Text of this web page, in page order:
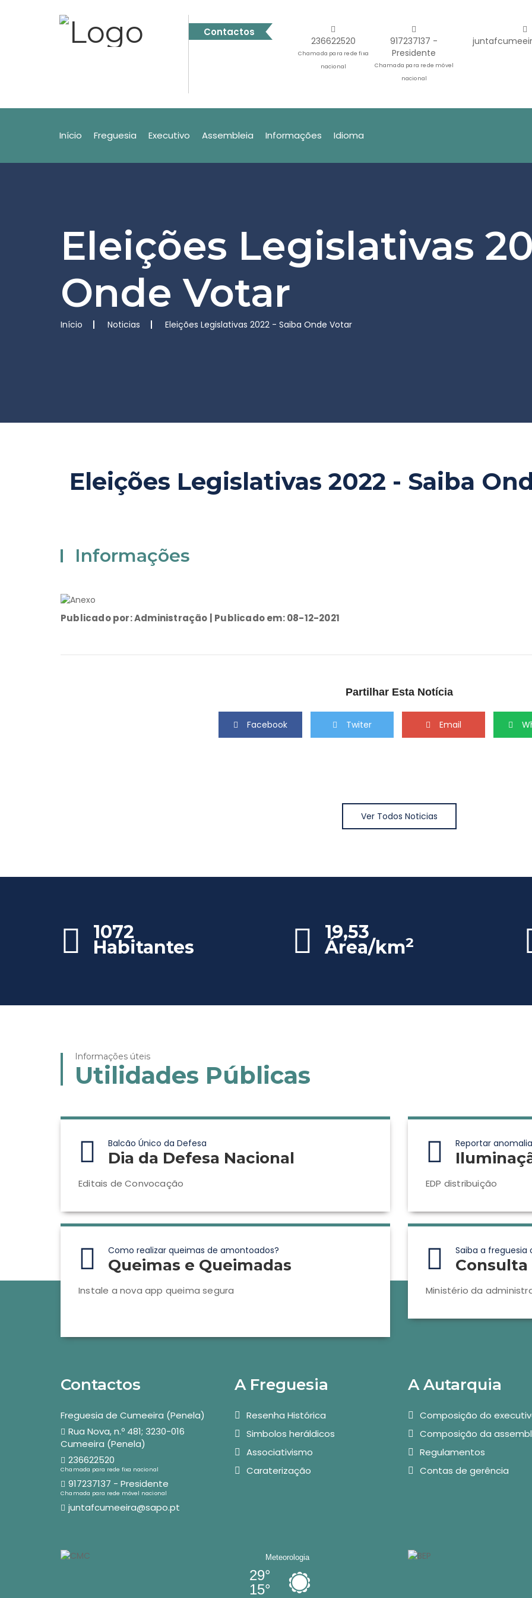
Contactos
236622520
Chamada para rede fixa
nacional
917237137 -
Presidente
Chamada para rede móvel
nacional
Início Freguesia Executivo Assembleia Informações Idioma
Eleições Legislativas
Onde Votar
Início Noticias Eleições Legislativas 2022 - Saiba Onde Votar
Eleições Legislativas 2022 - Saiba
Informações
Publicado por: Administração | Publicado em: 08-12-2021
Partilhar Esta Notícia
Facebook Twiter Email
Ver Todos Noticias
1072
Habitantes
19,53
Área/km2
Informações úteis
Utilidades Públicas
Balcão Único da Defesa
Dia da Defesa Nacional
Editais de Convocação
Reportar
EDP distribuição
Como realizar queimas de amontoados?
Queimas e Queimadas
Instale a nova app queima segura
Saiba a
Ministério da
Contactos
Freguesia de Cumeeira (Penela)
Rua Nova, n.º 481; 3230-016
Cumeeira (Penela)
236622520
Chamada para rede fixa nacional
917237137 - Presidente
Chamada para rede móvel nacional
juntafcumeeira@sapo.pt
A Freguesia
Resenha Histórica
Simbolos heráldicos
Associativismo
Caraterização
A Autarquia
Composição do
Composição da
Regulamentos
Contas de gerência